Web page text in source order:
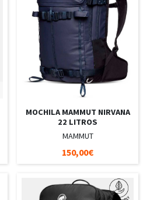
MOCHILA MAMMUT NIRVANA
22 LITROS
MAMMUT
150,00€